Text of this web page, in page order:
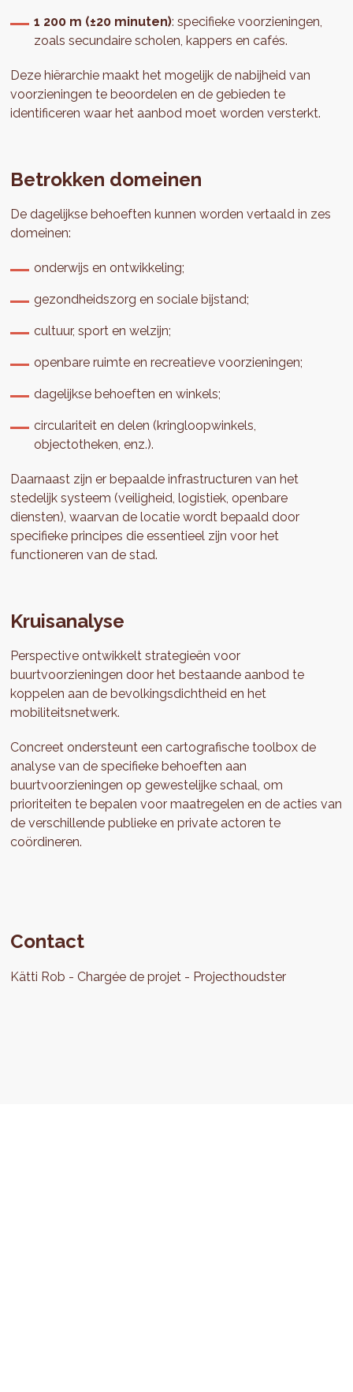
1 200 m (±20 minuten): specifieke voorzieningen,
zoals secundaire scholen, kappers en cafés.
Deze hiërarchie maakt het mogelijk de nabijheid van
voorzieningen te beoordelen en de gebieden te
identificeren waar het aanbod moet worden versterkt.
Betrokken domeinen
De dagelijkse behoeften kunnen worden vertaald in zes
domeinen:
onderwijs en ontwikkeling;
gezondheidszorg en sociale bijstand;
cultuur, sport en welzijn;
openbare ruimte en recreatieve voorzieningen;
dagelijkse behoeften en winkels;
circulariteit en delen (kringloopwinkels,
objectotheken, enz.).
Daarnaast zijn er bepaalde infrastructuren van het
stedelijk systeem (veiligheid, logistiek, openbare
diensten), waarvan de locatie wordt bepaald door
specifieke principes die essentieel zijn voor het
functioneren van de stad.
Kruisanalyse
Perspective ontwikkelt strategieën voor
buurtvoorzieningen door het bestaande aanbod te
koppelen aan de bevolkingsdichtheid en het
mobiliteitsnetwerk.
Concreet ondersteunt een cartografische toolbox de
analyse van de specifieke behoeften aan
buurtvoorzieningen op gewestelijke schaal, om
prioriteiten te bepalen voor maatregelen en de acties van
de verschillende publieke en private actoren te
coördineren.
Contact
Kätti Rob Chargée de projet Projecthoudster